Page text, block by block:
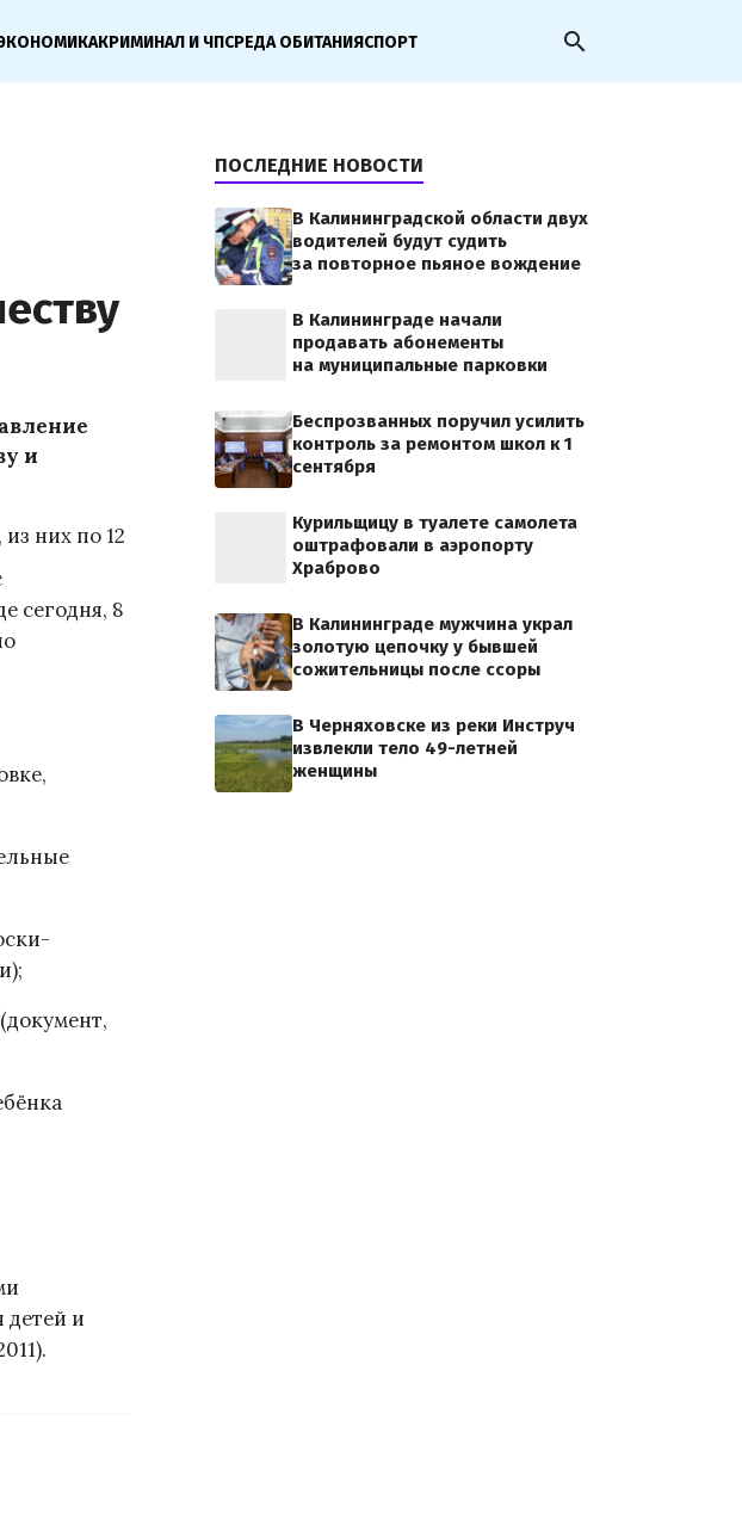
КРИМИНАЛ И ЧПСРЕДА ОБИТАНИЯСПОРТ search
и
них по 12
сегодня, 8
детей и
ПОСЛЕДНИЕ НОВОСТИ
В Калининградской области двух
водителей будут судить
за повторное пьяное вождение
В Калининграде начали
продавать абонементы
на муниципальные парковки
Беспрозванных поручил усилить
контроль за ремонтом школ к 1
сентября
Курильщицу в туалете самолета
оштрафовали в аэропорту
Храброво
В Калининграде мужчина украл
золотую цепочку у бывшей
сожительницы после ссоры
В Черняховске из реки Инструч
извлекли тело 49-летней
женщины